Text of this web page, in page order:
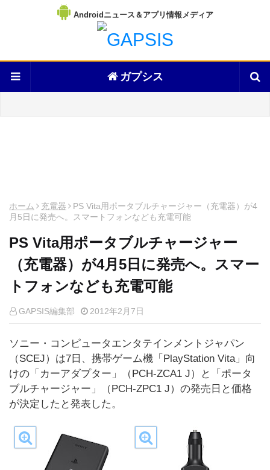
Androidニュース＆アプリ情報メディア
ガプシス
ホーム 充電器
PS Vita用ポータブルチャージャー（充電器）が4
月5日に発売へ。スマートフォンなども充電可能
PS Vita用ポータブルチャージャー
（充電器）が4月5日に発売へ。スマー
トフォンなども充電可能
GAPSIS編集部 2012年2月7日
ソニー・コンピュータエンタテインメントジャパン
（SCEJ）は7日、携帯ゲーム機「PlayStation Vita」向
けの「カーアダプター」（PCH-ZCA1 J）と「ポータ
ブルチャージャー」（PCH-ZPC1 J）の発売日と価格
が決定したと発表した。